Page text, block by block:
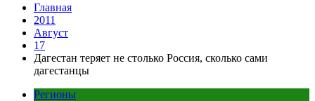
Главная
2011
Август
17
Дагестан теряет не столько Россия, сколько сами
дагестанцы
Регионы